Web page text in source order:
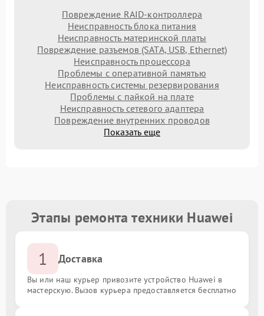
Повреждение RAID-контроллера
Неисправность блока питания
Неисправность материнской платы
Повреждение разъемов (SATA, USB, Ethernet)
Неисправность процессора
Проблемы с оперативной памятью
Неисправность системы резервирования
Проблемы с пайкой на плате
Неисправность сетевого адаптера
Повреждение внутренних проводов
Показать еще
Этапы ремонта техники Huawei
1 Доставка
Вы или наш курьер привозите устройство Huawei в
мастерскую. Вызов курьера предоставляется бесплатно